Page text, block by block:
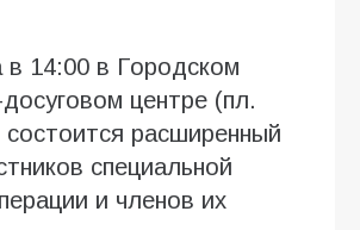
в 14:00 в Городском
досуговом центре (пл.
расширенный
специальной
и членов их